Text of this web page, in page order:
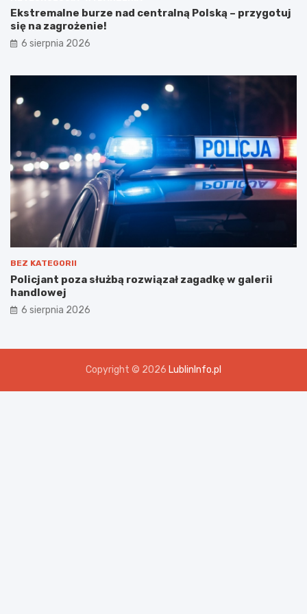
Ekstremalne burze nad centralną Polską – przygotuj
się na zagrożenie!
6 sierpnia 2026
BEZ KATEGORII
Policjant poza służbą rozwiązał zagadkę w galerii
handlowej
6 sierpnia 2026
Copyright © 2026 LublinInfo.pl